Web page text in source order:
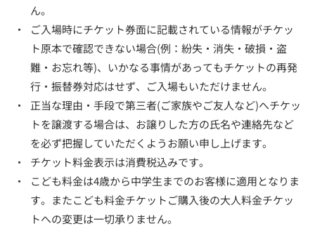
ん。
・
ご入場時にチケット券面に記載されている情報がチケッ
ト原本で確認できない場合(例：紛失・消失・破損・盗
難・お忘れ等)、いかなる事情があってもチケットの再発
行・振替券対応はせず、ご入場もいただけません。
・
正当な理由・手段で第三者(ご家族やご友人など)へチケッ
トを譲渡する場合は、お譲りした方の氏名や連絡先など
を必ず把握していただくようお願い申し上げます。
・
チケット料金表示は消費税込みです。
・
こども料金は4歳から中学生までのお客様に適用となりま
す。またこども料金チケットご購入後の大人料金チケッ
トへの変更は一切承りません。